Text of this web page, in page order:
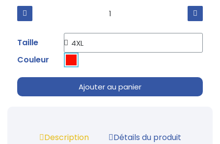
Taille
Couleur
Ajouter au panier
Description
Détails du produit